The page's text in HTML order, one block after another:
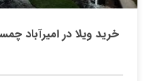
خرید ویلا در امیرآباد